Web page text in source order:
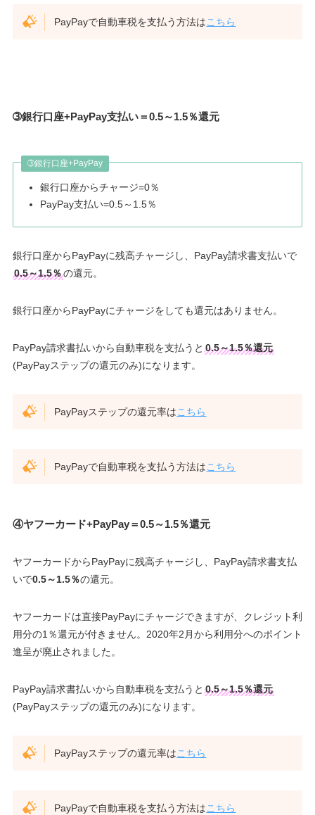
PayPayで自動車税を支払う方法はこちら
➂銀行口座+PayPay支払い＝0.5～1.5％還元
➂銀行口座+PayPay
銀行口座からチャージ=0％
PayPay支払い=0.5～1.5％
銀行口座からPayPayに残高チャージし、PayPay請求書支払いで
0.5～1.5％の還元。
銀行口座からPayPayにチャージをしても還元はありません。
PayPay請求書払いから自動車税を支払うと 0.5～1.5％還元
(PayPayステップの還元のみ)になります。
PayPayステップの還元率はこちら
PayPayで自動車税を支払う方法はこちら
④ヤフーカード+PayPay＝0.5～1.5％還元
ヤフーカードからPayPayに残高チャージし、PayPay請求書支払
いで0.5～1.5％の還元。
ヤフーカードは直接PayPayにチャージできますが、クレジット利
用分の1％還元が付きません。2020年2月から利用分へのポイント
進呈が廃止されました。
PayPay請求書払いから自動車税を支払うと 0.5～1.5％還元
(PayPayステップの還元のみ)になります。
PayPayステップの還元率はこちら
PayPayで自動車税を支払う方法はこちら